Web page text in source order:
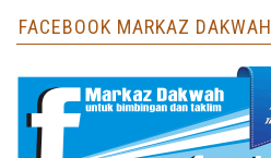
FACEBOOK MARKAZ DAKWAH